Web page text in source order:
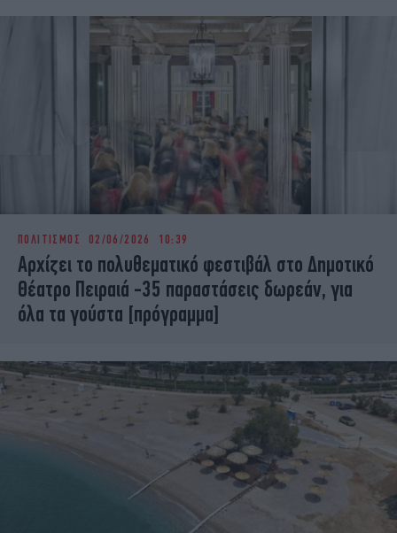
ΠΟΛΙΤΙΣΜΟΣ 02/06/2026 10:39
Αρχίζει το πολυθεματικό φεστιβάλ στο Δημοτικό
Θέατρο Πειραιά -35 παραστάσεις δωρεάν, για
όλα τα γούστα [πρόγραμμα]